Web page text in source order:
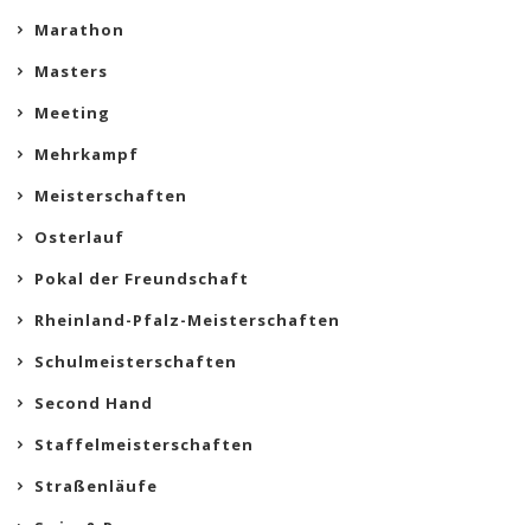
Marathon
Masters
Meeting
Mehrkampf
Meisterschaften
Osterlauf
Pokal der Freundschaft
Rheinland-Pfalz-Meisterschaften
Schulmeisterschaften
Second Hand
Staffelmeisterschaften
Straßenläufe